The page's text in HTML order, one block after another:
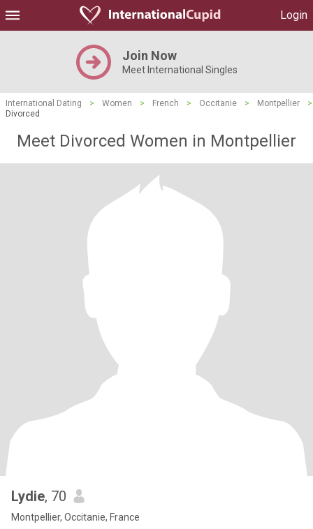
Login
Join Now
Meet International Singles
International Dating > Women > French > Occitanie > Montpellier
>
Divorced
Meet Divorced Women in Montpellier
Lydie, 70
Montpellier, Occitanie, France